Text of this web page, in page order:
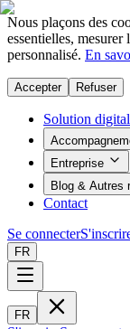
Nous plaçons des
essentielles, mesurer
personnalisé. En
Accepter Refuser
Solution
Entreprise
Blog & Autres
Contact
Se connecter
FR
FR